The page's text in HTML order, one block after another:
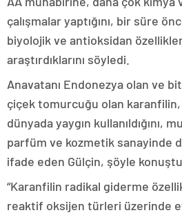
çalışmalar yaptığını, bir süre
biyolojik ve antioksidan
araştırdıklarını söyledi.
Anavatanı Endonezya olan ve
çiçek tomurcuğu olan
dünyada yaygın kullanıldığını,
parfüm ve kozmetik sanayinde
ifade eden Gülçin, şöyle
“Karanfilin radikal giderme
reaktif oksijen türleri üzerinde